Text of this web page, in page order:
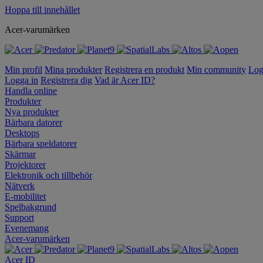
Hoppa till innehållet
Acer-varumärken
Min profil Mina produkter Registrera en produkt Min community
Logga in Registrera dig Vad är Acer ID?
Handla online
Produkter
Nya produkter
Bärbara datorer
Desktops
Bärbara speldatorer
Skärmar
Projektorer
Elektronik och tillbehör
Nätverk
E-mobilitet
Spelbakgrund
Support
Evenemang
Acer-varumärken
Acer ID